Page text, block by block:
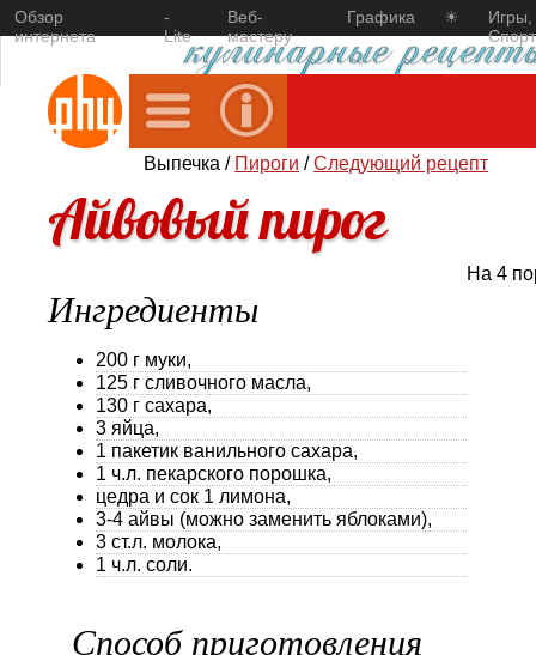
Обзор
интернета
-
Lite
Веб-
мастеру
Графика ☀
Игры,
Спорт
Выпечка / Пироги /Следующий рецепт
Айвовый пирог
На 4
Ингредиенты
200 г муки,
125 г сливочного масла,
130 г сахара,
3 яйца,
1 пакетик ванильного сахара,
1 ч.л. пекарского порошка,
цедра и сок 1 лимона,
3-4 айвы (можно заменить яблоками),
3 ст.л. молока,
1 ч.л. соли.
Способ приготовления